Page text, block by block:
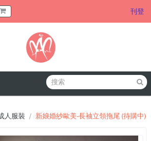
刊登
人服裝 新娘婚紗歐美-長袖立領拖尾 (待購中)